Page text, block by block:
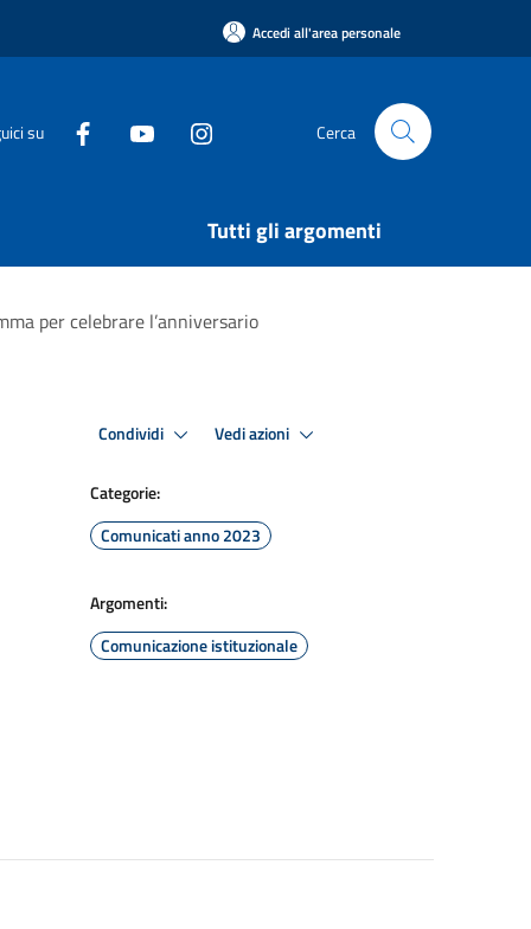
Accedi all'area personale
su Cerca
Tutti gli argomenti
per celebrare l’anniversario
Condividi Vedi azioni
Categorie:
Comunicati anno 2023
Argomenti:
Comunicazione istituzionale